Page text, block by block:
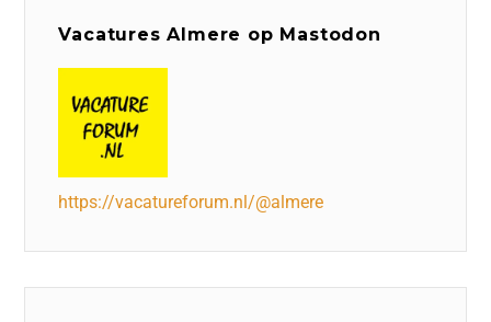
Vacatures Almere op Mastodon
https://vacatureforum.nl/@almere